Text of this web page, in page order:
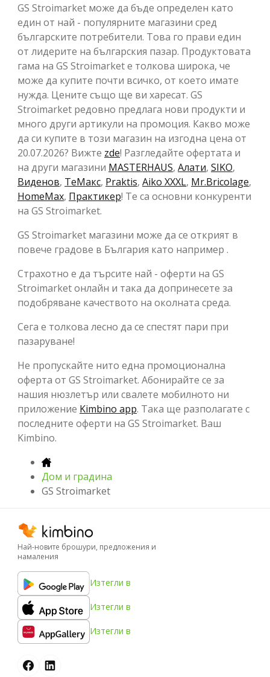
GS Stroimarket може да бъде определен като
един от най - популярните магазини сред
българските потребители. Това го прави един
от лидерите на българския пазар. Продуктовата
гама на GS Stroimarket е толкова широка, че
може да купите почти всичко, от което имате
нужда. Цените също ще ви харесат. GS
Stroimarket редовно предлага нови продукти и
много други артикули на промоция. Какво може
да си купите в този магазин на изгодна цена от
20.07.2026? Вижте zde! Разгледайте офертата и
на други магазини MASTERHAUS, Алати, SIKO,
Виденов, ТеMакс, Praktis, Aiko XXXL, Mr.Bricolage,
HomeMax, Практикер! Те са основни конкуренти
на GS Stroimarket.
GS Stroimarket магазини може да се открият в
повече градове в България като например .
Страхотно е да търсите най - оферти на GS
Stroimarket онлайн и така да допринесете за
подобряване качеството на околната среда.
Сега е толкова лесно да се спестят пари при
пазаруване!
Не пропускайте нито една промоционална
оферта от GS Stroimarket. Абонирайте се за
нашия нюзлетър или свалете мобилното ни
приложение Kimbino app. Така ще разполагате с
последните оферти на GS Stroimarket. Ваш
Kimbino.
Дом и градина
GS Stroimarket
Най-новите брошури, предложения и
намаления
Изтегли в
Изтегли в
Изтегли в